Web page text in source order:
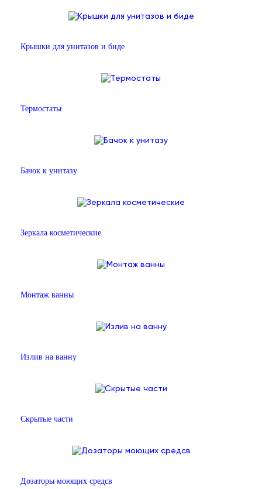
Крышки для унитазов и биде
Термостаты
Бачок к унитазу
Зеркала косметические
Монтаж ванны
Излив на ванну
Скрытые части
Дозаторы моющих средсв